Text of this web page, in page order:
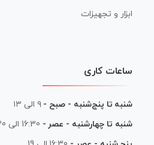
ابزار و تجهیزات
ساعات کاری
شنبه تا پنج‌شنبه - صبح - ۹ الی ۱۳
شنبه تا چهارشنبه - عصر - 16:30 الی 20